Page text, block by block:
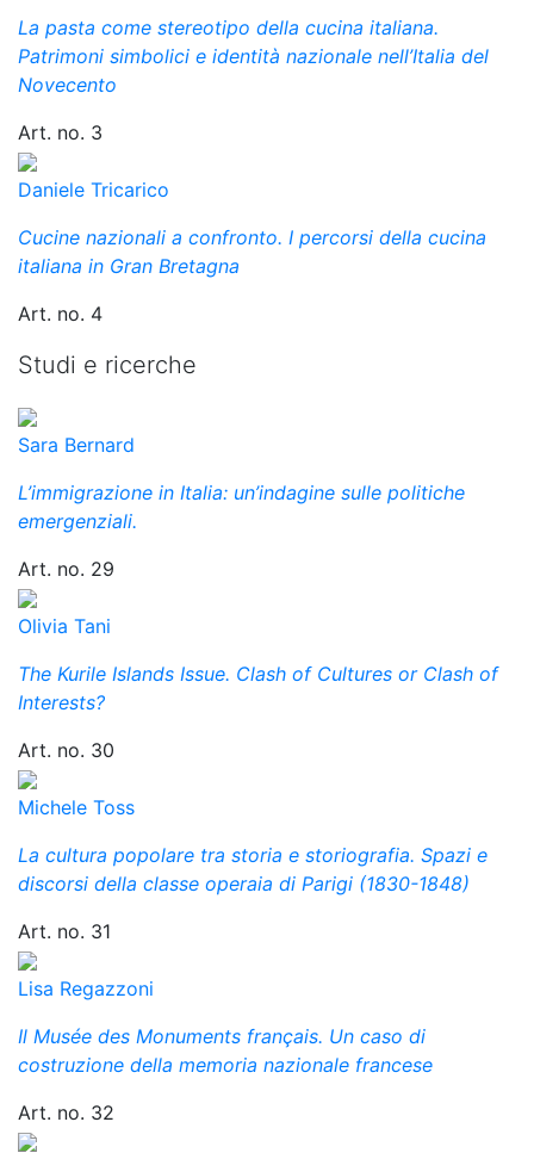
La pasta come stereotipo della cucina italiana.
Patrimoni simbolici e identità nazionale nell’Italia del
Novecento
Art. no. 3
Daniele Tricarico
Cucine nazionali a confronto. I percorsi della cucina
italiana in Gran Bretagna
Art. no. 4
Studi e ricerche
Sara Bernard
L’immigrazione in Italia: un’indagine sulle politiche
emergenziali.
Art. no. 29
Olivia Tani
The Kurile Islands Issue. Clash of Cultures or Clash of
Interests?
Art. no. 30
Michele Toss
La cultura popolare tra storia e storiografia. Spazi e
discorsi della classe operaia di Parigi (1830-1848)
Art. no. 31
Lisa Regazzoni
Il Musée des Monuments français. Un caso di
costruzione della memoria nazionale francese
Art. no. 32